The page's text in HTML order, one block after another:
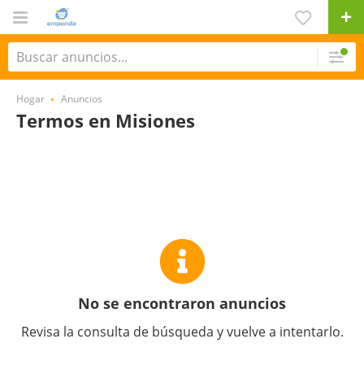
Hogar Anuncios
Termos en Misiones
No se encontraron anuncios
Revisa la consulta de búsqueda y vuelve a intentarlo.